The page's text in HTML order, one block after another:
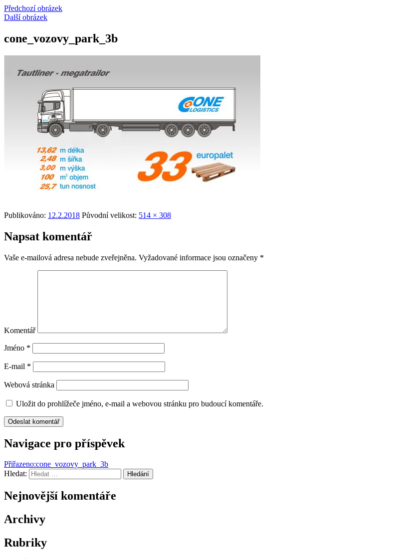
Předchozí obrázek
Další obrázek
cone_vozovy_park_3b
Publikováno: 12.2.2018 Původní velikost: 514 × 308
Napsat komentář
Vaše e-mailová adresa nebude zveřejněna. Vyžadované informace jsou označeny *
Komentář
Jméno *
E-mail *
Webová stránka
Uložit do prohlížeče jméno, e-mail a webovou stránku pro budoucí komentáře.
Navigace pro příspěvek
Přiřazeno:cone_vozovy_park_3b
Hledat:
Hledání
Nejnovější komentáře
Archivy
Rubriky